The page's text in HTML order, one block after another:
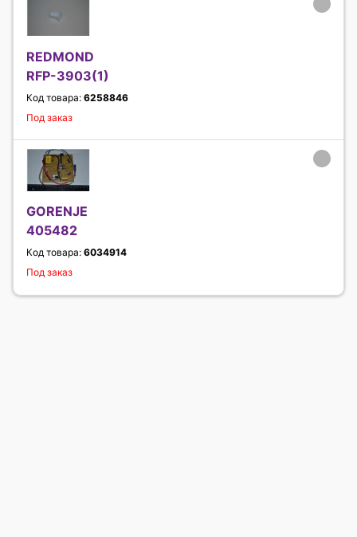
REDMOND
RFP-3903(1)
Код товара: 6258846
Под заказ
GORENJE
405482
Код товара: 6034914
Под заказ